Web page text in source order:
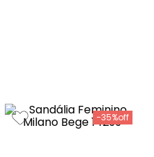
-35%